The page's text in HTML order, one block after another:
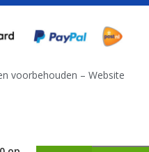
voorbehouden – Website